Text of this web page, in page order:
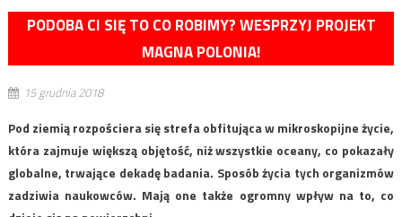
PODOBA CI SIĘ TO CO ROBIMY? WESPRZYJ PROJEKT
MAGNA POLONIA!
15 grudnia 2018
Pod ziemią rozpościera się strefa obfitująca w mikroskopijne życie,
która zajmuje większą objętość, niż wszystkie oceany, co pokazały
globalne, trwające dekadę badania. Sposób życia tych organizmów
zadziwia naukowców. Mają one także ogromny wpływ na to, co